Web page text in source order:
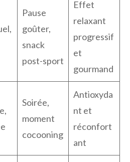
Pause
goûter,
snack
post-sport
Effet
relaxant
progressif
et
gourmand
Soirée,
moment
cocooning
Antioxyda
nt et
réconfort
ant